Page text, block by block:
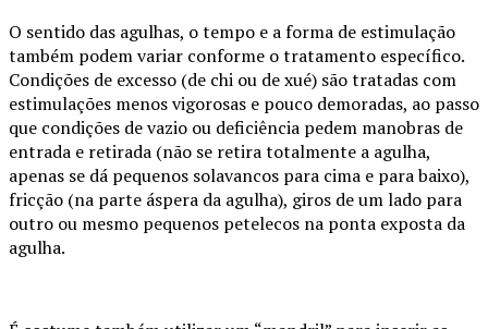
O sentido das agulhas, o tempo e a forma de estimulação
também podem variar conforme o tratamento específico.
Condições de excesso (de chi ou de xué) são tratadas com
estimulações menos vigorosas e pouco demoradas, ao passo
que condições de vazio ou deficiência pedem manobras de
entrada e retirada (não se retira totalmente a agulha,
apenas se dá pequenos solavancos para cima e para baixo),
fricção (na parte áspera da agulha), giros de um lado para
outro ou mesmo pequenos petelecos na ponta exposta da
agulha.